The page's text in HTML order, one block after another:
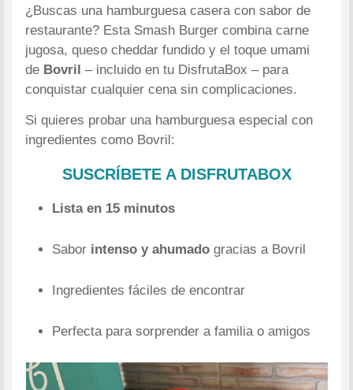
¿Buscas una hamburguesa casera con sabor de
restaurante? Esta Smash Burger combina carne
jugosa, queso cheddar fundido y el toque umami
de Bovril – incluido en tu DisfrutaBox – para
conquistar cualquier cena sin complicaciones.
Si quieres probar una hamburguesa especial con
ingredientes como Bovril:
SUSCRÍBETE A DISFRUTABOX
Lista en 15 minutos
Sabor intenso y ahumado gracias a Bovril
Ingredientes fáciles de encontrar
Perfecta para sorprender a familia o amigos